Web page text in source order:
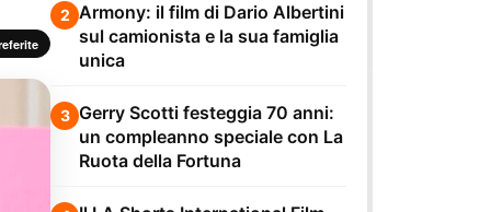
2 Armony: il film di Dario Albertini
sul camionista e la sua famiglia
unica
3 Gerry Scotti festeggia 70 anni:
un compleanno speciale con La
Ruota della Fortuna